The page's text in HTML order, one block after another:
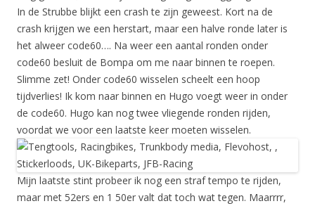
In de Strubbe blijkt een crash te zijn geweest. Kort na de
crash krijgen we een herstart, maar een halve ronde later is
het alweer code60…. Na weer een aantal ronden onder
code60 besluit de Bompa om me naar binnen te roepen.
Slimme zet! Onder code60 wisselen scheelt een hoop
tijdverlies! Ik kom naar binnen en Hugo voegt weer in onder
de code60. Hugo kan nog twee vliegende ronden rijden,
voordat we voor een laatste keer moeten wisselen.
Mijn laatste stint probeer ik nog een straf tempo te rijden,
maar met 52ers en 1 50er valt dat toch wat tegen. Maarrrr,